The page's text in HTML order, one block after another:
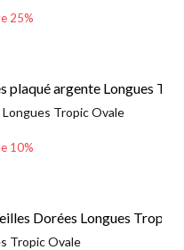
25%
Tropic Ovale
10%
Tropic Ovale